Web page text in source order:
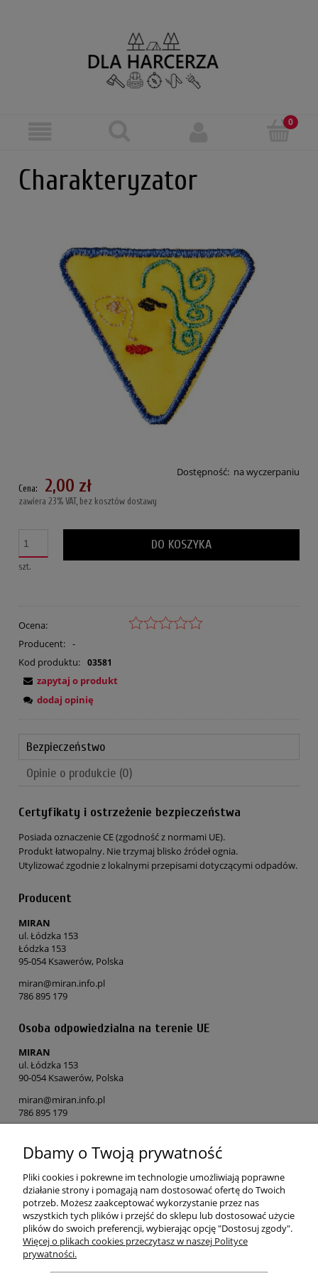
Charakteryzator
Dostępność: na wyczerpaniu
Cena: 2,00 zł
zawiera 23% VAT, bez kosztów dostawy
szt.
DO KOSZYKA
Ocena:
Producent: -
Kod produktu:
03581
zapytaj o produkt
dodaj opinię
Bezpieczeństwo
Opinie o produkcie (0)
Certyfikaty i ostrzeżenie bezpieczeństwa
Posiada oznaczenie CE (zgodność z normami UE).
Produkt łatwopalny. Nie trzymaj blisko źródeł ognia.
Utylizować zgodnie z lokalnymi przepisami dotyczącymi odpadów.
Producent
MIRAN
ul. Łódzka 153
Łódzka 153
95-054 Ksawerów, Polska
miran@miran.info.pl
786 895 179
Osoba odpowiedzialna na terenie UE
MIRAN
ul. Łódzka 153
90-054 Ksawerów, Polska
miran@miran.info.pl
786 895 179
POMOC
MOJE KONTO
PŁATNOŚCI I DOSTAWA
Dbamy o Twoją prywatność
Pliki cookies i pokrewne im technologie umożliwiają poprawne
działanie strony i pomagają nam dostosować ofertę do Twoich
potrzeb. Możesz zaakceptować wykorzystanie przez nas
wszystkich tych plików i przejść do sklepu lub dostosować użycie
plików do swoich preferencji, wybierając opcję "Dostosuj zgody".
Więcej o plikach cookies przeczytasz w naszej Polityce
prywatności.